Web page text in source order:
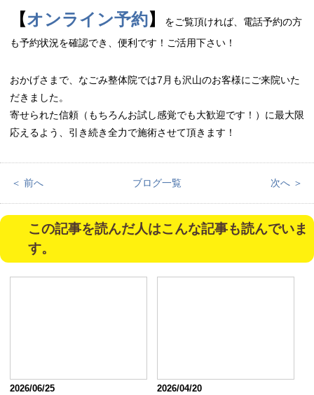
【オンライン予約】
をご覧頂ければ、電話予約の方
も予約状況を確認でき、便利です！ご活用下さい！
おかげさまで、なごみ整体院では7月も沢山のお客様にご来院いた
だきました。
寄せられた信頼（もちろんお試し感覚でも大歓迎です！）に最大限
応えるよう、引き続き全力で施術させて頂きます！
＜ 前へ ブログ一覧 次へ ＞
この記事を読んだ人はこんな記事も読んでいま
す。
2026/06/25 2026/04/20